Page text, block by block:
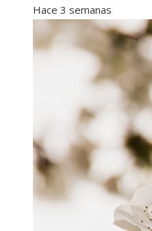
Hace 3 semanas